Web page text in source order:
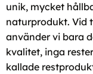
unik, mycket
naturprodukt. Vid
använder vi bara
kvalitet, inga
kallade